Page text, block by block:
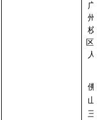
广
州
校
区
人
佛
山
三